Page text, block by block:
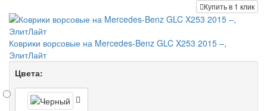
Купить в 1 клик
Коврики ворсовые на Mercedes-Benz GLC X253 2015 –,
ЭлитЛайт
Цвета: